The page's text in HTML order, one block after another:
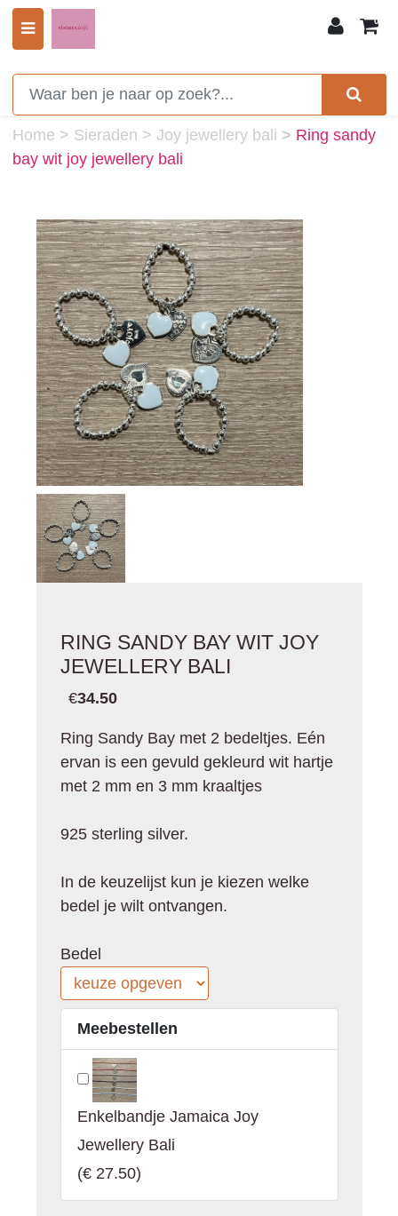
0
Home > Sieraden > Joy jewellery bali > Ring sandy
bay wit joy jewellery bali
RING SANDY BAY WIT JOY
JEWELLERY BALI
€34.50
Ring Sandy Bay met 2 bedeltjes. Eén
ervan is een gevuld gekleurd wit hartje
met 2 mm en 3 mm kraaltjes
925 sterling silver.
In de keuzelijst kun je kiezen welke
bedel je wilt ontvangen.
Bedel
Meebestellen
Enkelbandje Jamaica Joy
Jewellery Bali
(€ 27.50)